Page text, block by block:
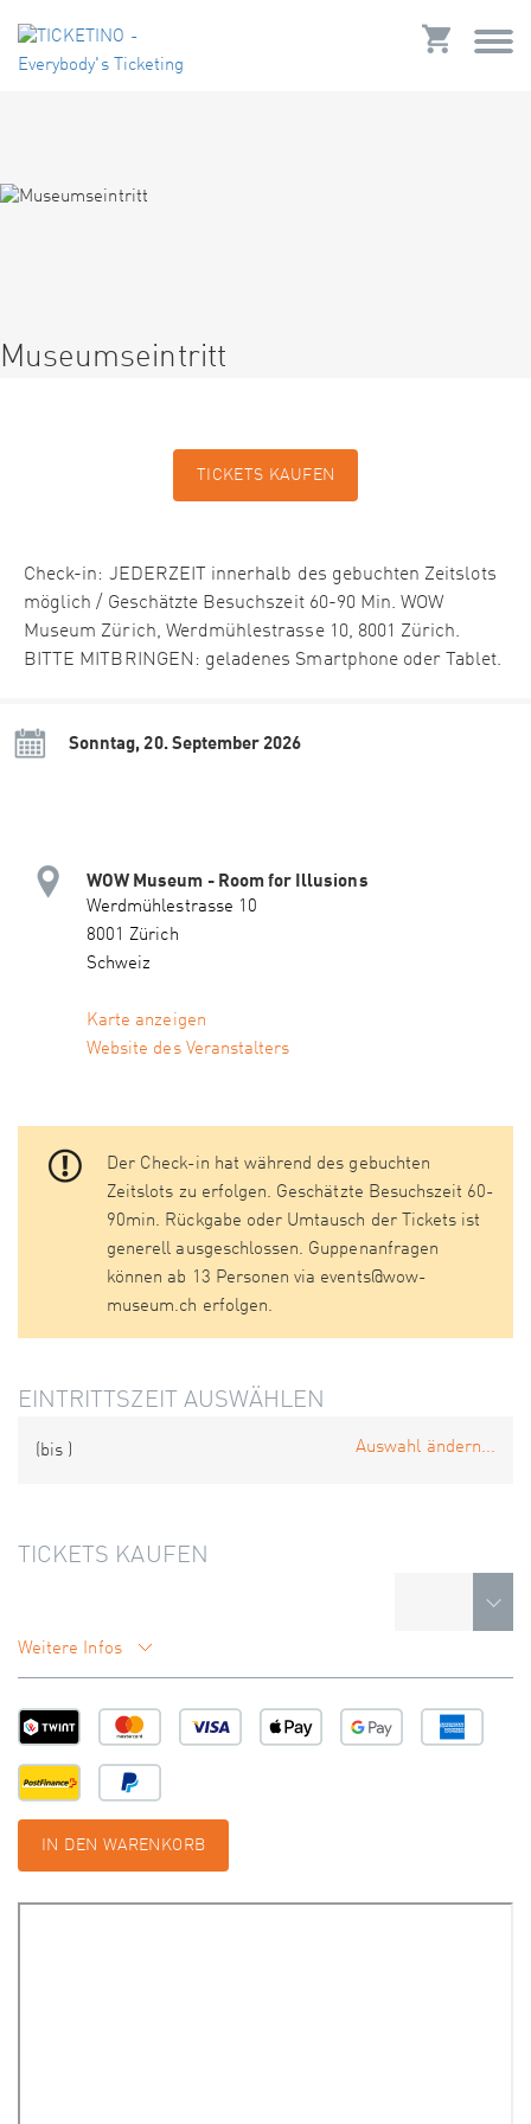
Museumseintritt
TICKETS KAUFEN
Check-in: JEDERZEIT innerhalb des gebuchten Zeitslots
möglich / Geschätzte Besuchszeit 60-90 Min. WOW
Museum Zürich, Werdmühlestrasse 10, 8001 Zürich.
BITTE MITBRINGEN: geladenes Smartphone oder Tablet.
Sonntag, 20. September 2026
WOW Museum - Room for Illusions
Werdmühlestrasse 10
8001 Zürich
Schweiz
Karte anzeigen
Website des Veranstalters
Der Check-in hat während des gebuchten
Zeitslots zu erfolgen. Geschätzte Besuchszeit 60-
90min. Rückgabe oder Umtausch der Tickets ist
generell ausgeschlossen. Guppenanfragen
können ab 13 Personen via events@wow-
museum.ch erfolgen.
EINTRITTSZEIT AUSWÄHLEN
(bis ) Auswahl ändern...
TICKETS KAUFEN
Weitere Infos
IN DEN WARENKORB